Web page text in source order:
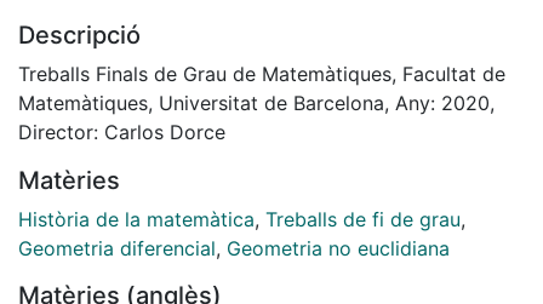
reviewing the relevant authors’ original work and the
correspondence between some of them.
Descripció
Treballs Finals de Grau de Matemàtiques, Facultat de
Matemàtiques, Universitat de Barcelona, Any: 2020,
Director: Carlos Dorce
Matèries
Història de la matemàtica, Treballs de fi de grau,
Geometria diferencial, Geometria no euclidiana
Matèries (anglès)